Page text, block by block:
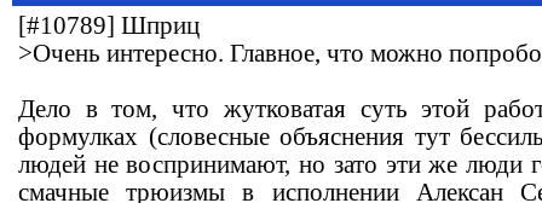
[#10789] Шприц
>Очень интересно. Главное, что можно
Дело в том, что жутковатая суть этой
формулках (словесные объяснения тут
людей не воспринимают, но зато эти же люди
смачные трюизмы в исполнении Алексан